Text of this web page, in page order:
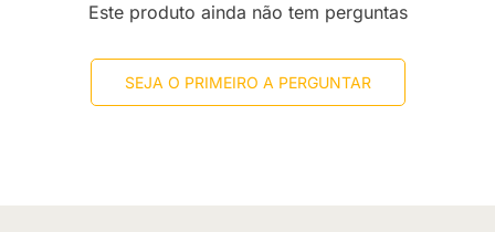
Este produto ainda não tem perguntas
SEJA O PRIMEIRO A PERGUNTAR